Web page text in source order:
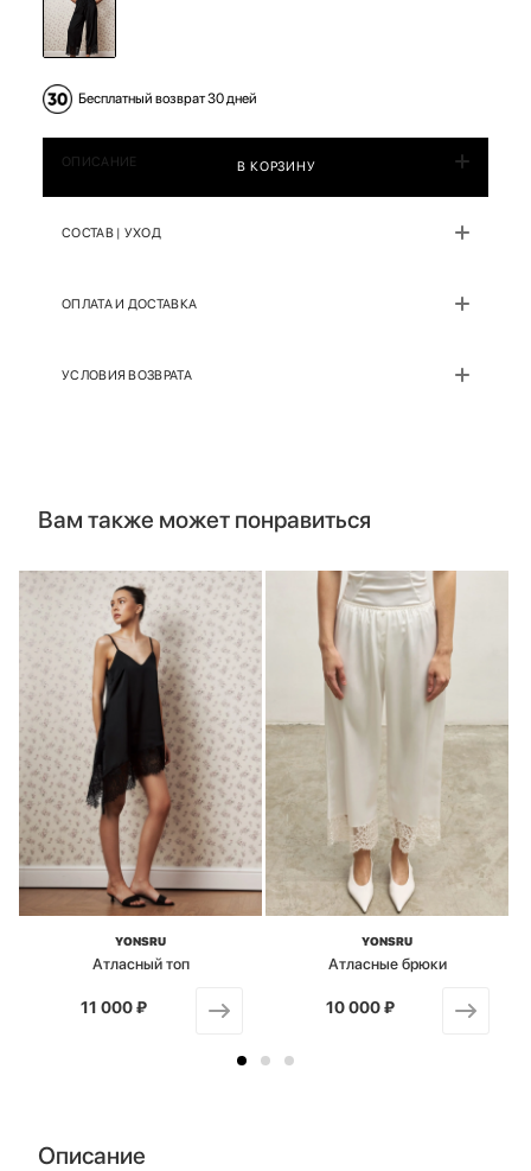
Бесплатный возврат 30 дней
В КОРЗИНУ
ОПИСАНИЕ
СОСТАВ | УХОД
ОПЛАТА И ДОСТАВКА
УСЛОВИЯ ВОЗВРАТА
Вам также может понравиться
YONSRU
Атласный топ
от
11 000 ₽
YONSRU
Атласные брюки
от
10 000 ₽
Описание